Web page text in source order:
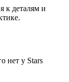
к деталям и